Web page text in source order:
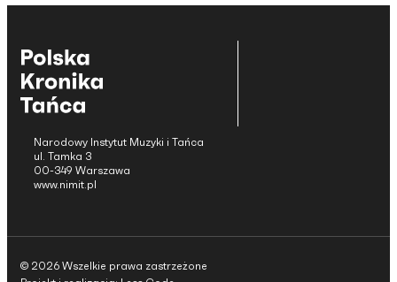
Narodowy Instytut Muzyki i Tańca
ul. Tamka 3
00-349 Warszawa
www.nimit.pl
© 2026 Wszelkie prawa zastrzeżone